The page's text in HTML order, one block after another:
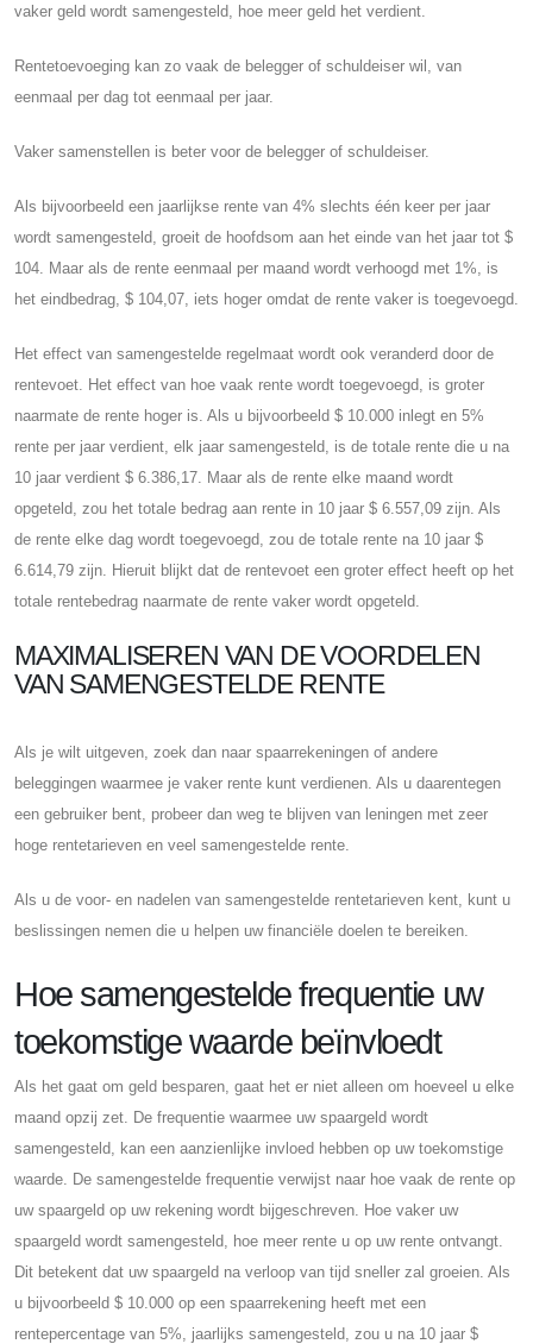
vaker geld wordt samengesteld, hoe meer geld het verdient.
Rentetoevoeging kan zo vaak de belegger of schuldeiser wil, van
eenmaal per dag tot eenmaal per jaar.
Vaker samenstellen is beter voor de belegger of schuldeiser.
Als bijvoorbeeld een jaarlijkse rente van 4% slechts één keer per jaar
wordt samengesteld, groeit de hoofdsom aan het einde van het jaar tot $
104. Maar als de rente eenmaal per maand wordt verhoogd met 1%, is
het eindbedrag, $ 104,07, iets hoger omdat de rente vaker is toegevoegd.
Het effect van samengestelde regelmaat wordt ook veranderd door de
rentevoet. Het effect van hoe vaak rente wordt toegevoegd, is groter
naarmate de rente hoger is. Als u bijvoorbeeld $ 10.000 inlegt en 5%
rente per jaar verdient, elk jaar samengesteld, is de totale rente die u na
10 jaar verdient $ 6.386,17. Maar als de rente elke maand wordt
opgeteld, zou het totale bedrag aan rente in 10 jaar $ 6.557,09 zijn. Als
de rente elke dag wordt toegevoegd, zou de totale rente na 10 jaar $
6.614,79 zijn. Hieruit blijkt dat de rentevoet een groter effect heeft op het
totale rentebedrag naarmate de rente vaker wordt opgeteld.
MAXIMALISEREN VAN DE VOORDELEN
VAN SAMENGESTELDE RENTE
Als je wilt uitgeven, zoek dan naar spaarrekeningen of andere
beleggingen waarmee je vaker rente kunt verdienen. Als u daarentegen
een gebruiker bent, probeer dan weg te blijven van leningen met zeer
hoge rentetarieven en veel samengestelde rente.
Als u de voor- en nadelen van samengestelde rentetarieven kent, kunt u
beslissingen nemen die u helpen uw financiële doelen te bereiken.
Hoe samengestelde frequentie uw
toekomstige waarde beïnvloedt
Als het gaat om geld besparen, gaat het er niet alleen om hoeveel u elke
maand opzij zet. De frequentie waarmee uw spaargeld wordt
samengesteld, kan een aanzienlijke invloed hebben op uw toekomstige
waarde. De samengestelde frequentie verwijst naar hoe vaak de rente op
uw spaargeld op uw rekening wordt bijgeschreven. Hoe vaker uw
spaargeld wordt samengesteld, hoe meer rente u op uw rente ontvangt.
Dit betekent dat uw spaargeld na verloop van tijd sneller zal groeien. Als
u bijvoorbeeld $ 10.000 op een spaarrekening heeft met een
rentepercentage van 5%, jaarlijks samengesteld, zou u na 10 jaar $